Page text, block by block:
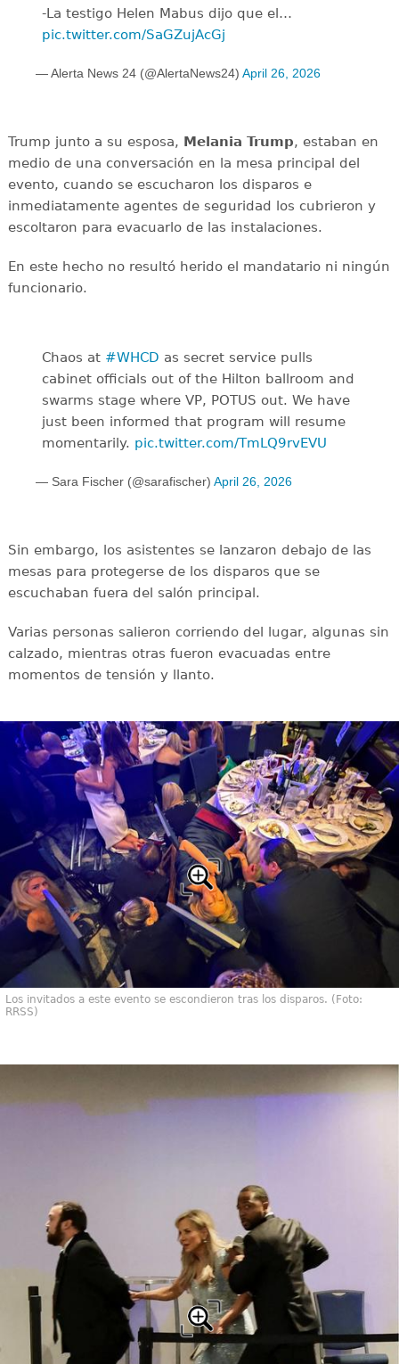
-La testigo Helen Mabus dijo que el…
pic.twitter.com/SaGZujAcGj
— Alerta News 24 (@AlertaNews24) April 26, 2026
Trump junto a su esposa, Melania Trump, estaban en
medio de una conversación en la mesa principal del
evento, cuando se escucharon los disparos e
inmediatamente agentes de seguridad los cubrieron y
escoltaron para evacuarlo de las instalaciones.
En este hecho no resultó herido el mandatario ni ningún
funcionario.
Chaos at #WHCD as secret service pulls
cabinet officials out of the Hilton ballroom and
swarms stage where VP, POTUS out. We have
just been informed that program will resume
momentarily. pic.twitter.com/TmLQ9rvEVU
— Sara Fischer (@sarafischer) April 26, 2026
Sin embargo, los asistentes se lanzaron debajo de las
mesas para protegerse de los disparos que se
escuchaban fuera del salón principal.
Varias personas salieron corriendo del lugar, algunas sin
calzado, mientras otras fueron evacuadas entre
momentos de tensión y llanto.
Los invitados a este evento se escondieron tras los disparos. (Foto:
RRSS)